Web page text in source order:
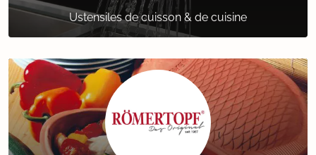
Ustensiles de cuisson & de cuisine